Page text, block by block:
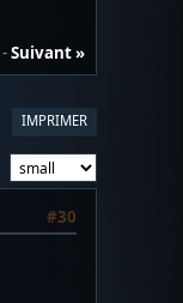
-Suivant »
IMPRIMER
#30